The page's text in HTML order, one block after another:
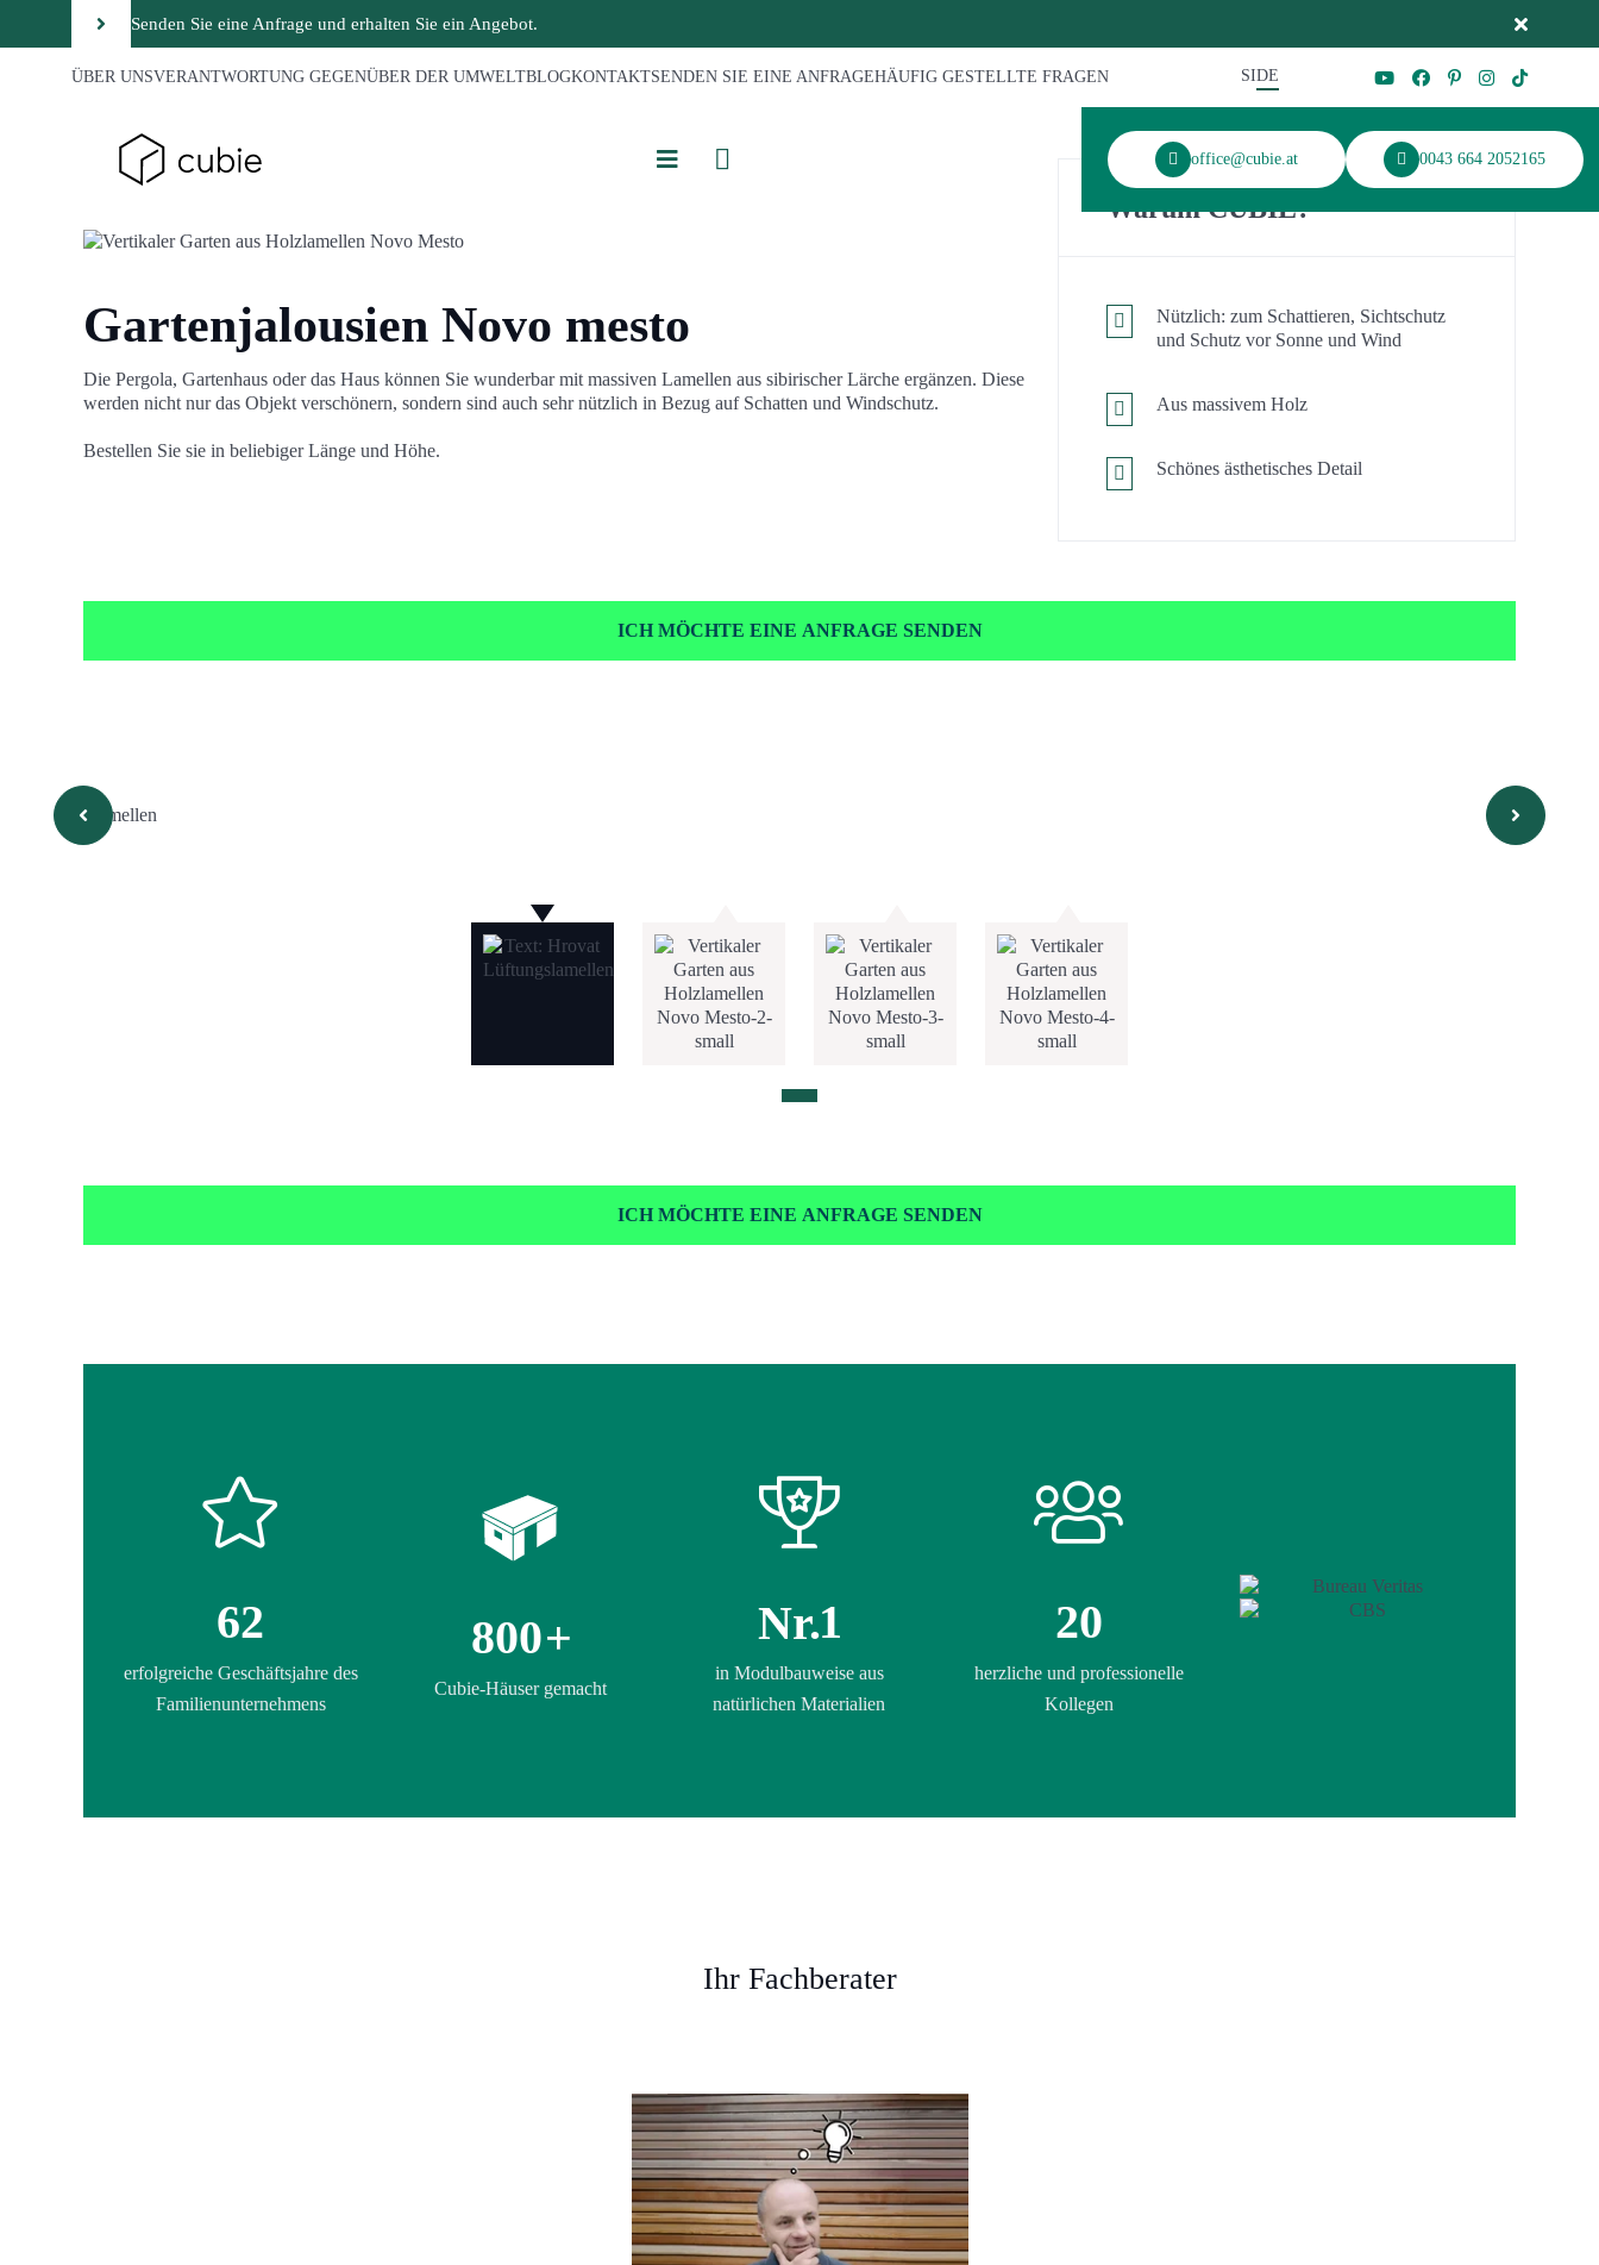
Senden Sie eine Anfrage und erhalten Sie ein Angebot.
ÜBER UNSVERANTWORTUNG GEGENÜBER DER UMWELTBLOGKONTAKTSENDEN SIE EINE ANFRAGEHÄUFIG GESTELLTE FRAGEN SIDE
office@cubie.at 0043 664 2052165
Gartenjalousien Novo mesto
Die Pergola, Gartenhaus oder das Haus können Sie wunderbar mit massiven Lamellen aus sibirischer Lärche ergänzen. Diese
werden nicht nur das Objekt verschönern, sondern sind auch sehr nützlich in Bezug auf Schatten und Windschutz.
Bestellen Sie sie in beliebiger Länge und Höhe.
Warum CUBIE?
Nützlich: zum Schattieren, Sichtschutz
und Schutz vor Sonne und Wind
Aus massivem Holz
Schönes ästhetisches Detail
ICH MÖCHTE EINE ANFRAGE SENDEN
ICH MÖCHTE EINE ANFRAGE SENDEN
62
erfolgreiche Geschäftsjahre des
Familienunternehmens
800+
Cubie-Häuser gemacht
Nr.1
in Modulbauweise aus
natürlichen Materialien
20
herzliche und professionelle
Kollegen
Ihr Fachberater